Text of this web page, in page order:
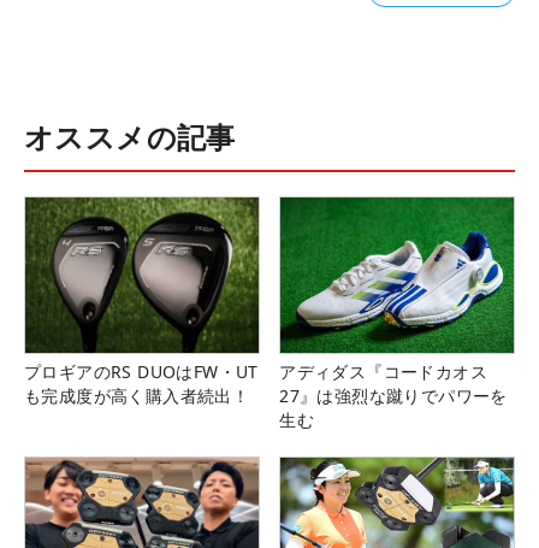
オススメの記事
プロギアのRS DUOはFW・UT
も完成度が高く購入者続出！
アディダス『コードカオス
27』は強烈な蹴りでパワーを
生む